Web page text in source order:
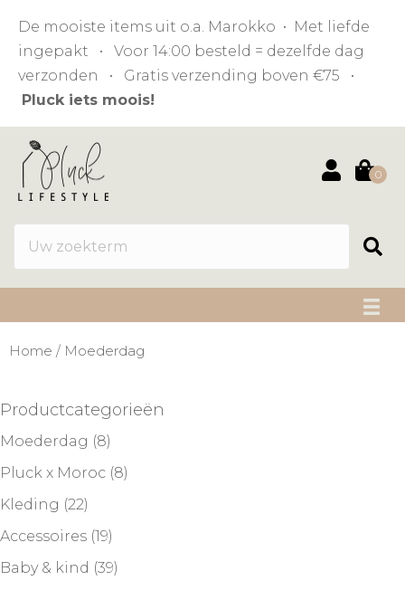
De mooiste items uit o.a. Marokko • Met liefde
ingepakt • Voor 14:00 besteld = dezelfde dag
verzonden • Gratis verzending boven €75 •
Pluck iets moois!
0
Home / Moederdag
Productcategorieën
Moederdag (8)
Pluck x Moroc (8)
Kleding (22)
Accessoires (19)
Baby & kind (39)